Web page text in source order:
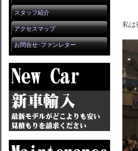
スタッフ紹介
アクセスマップ
お問合せ･ファンレター
私は